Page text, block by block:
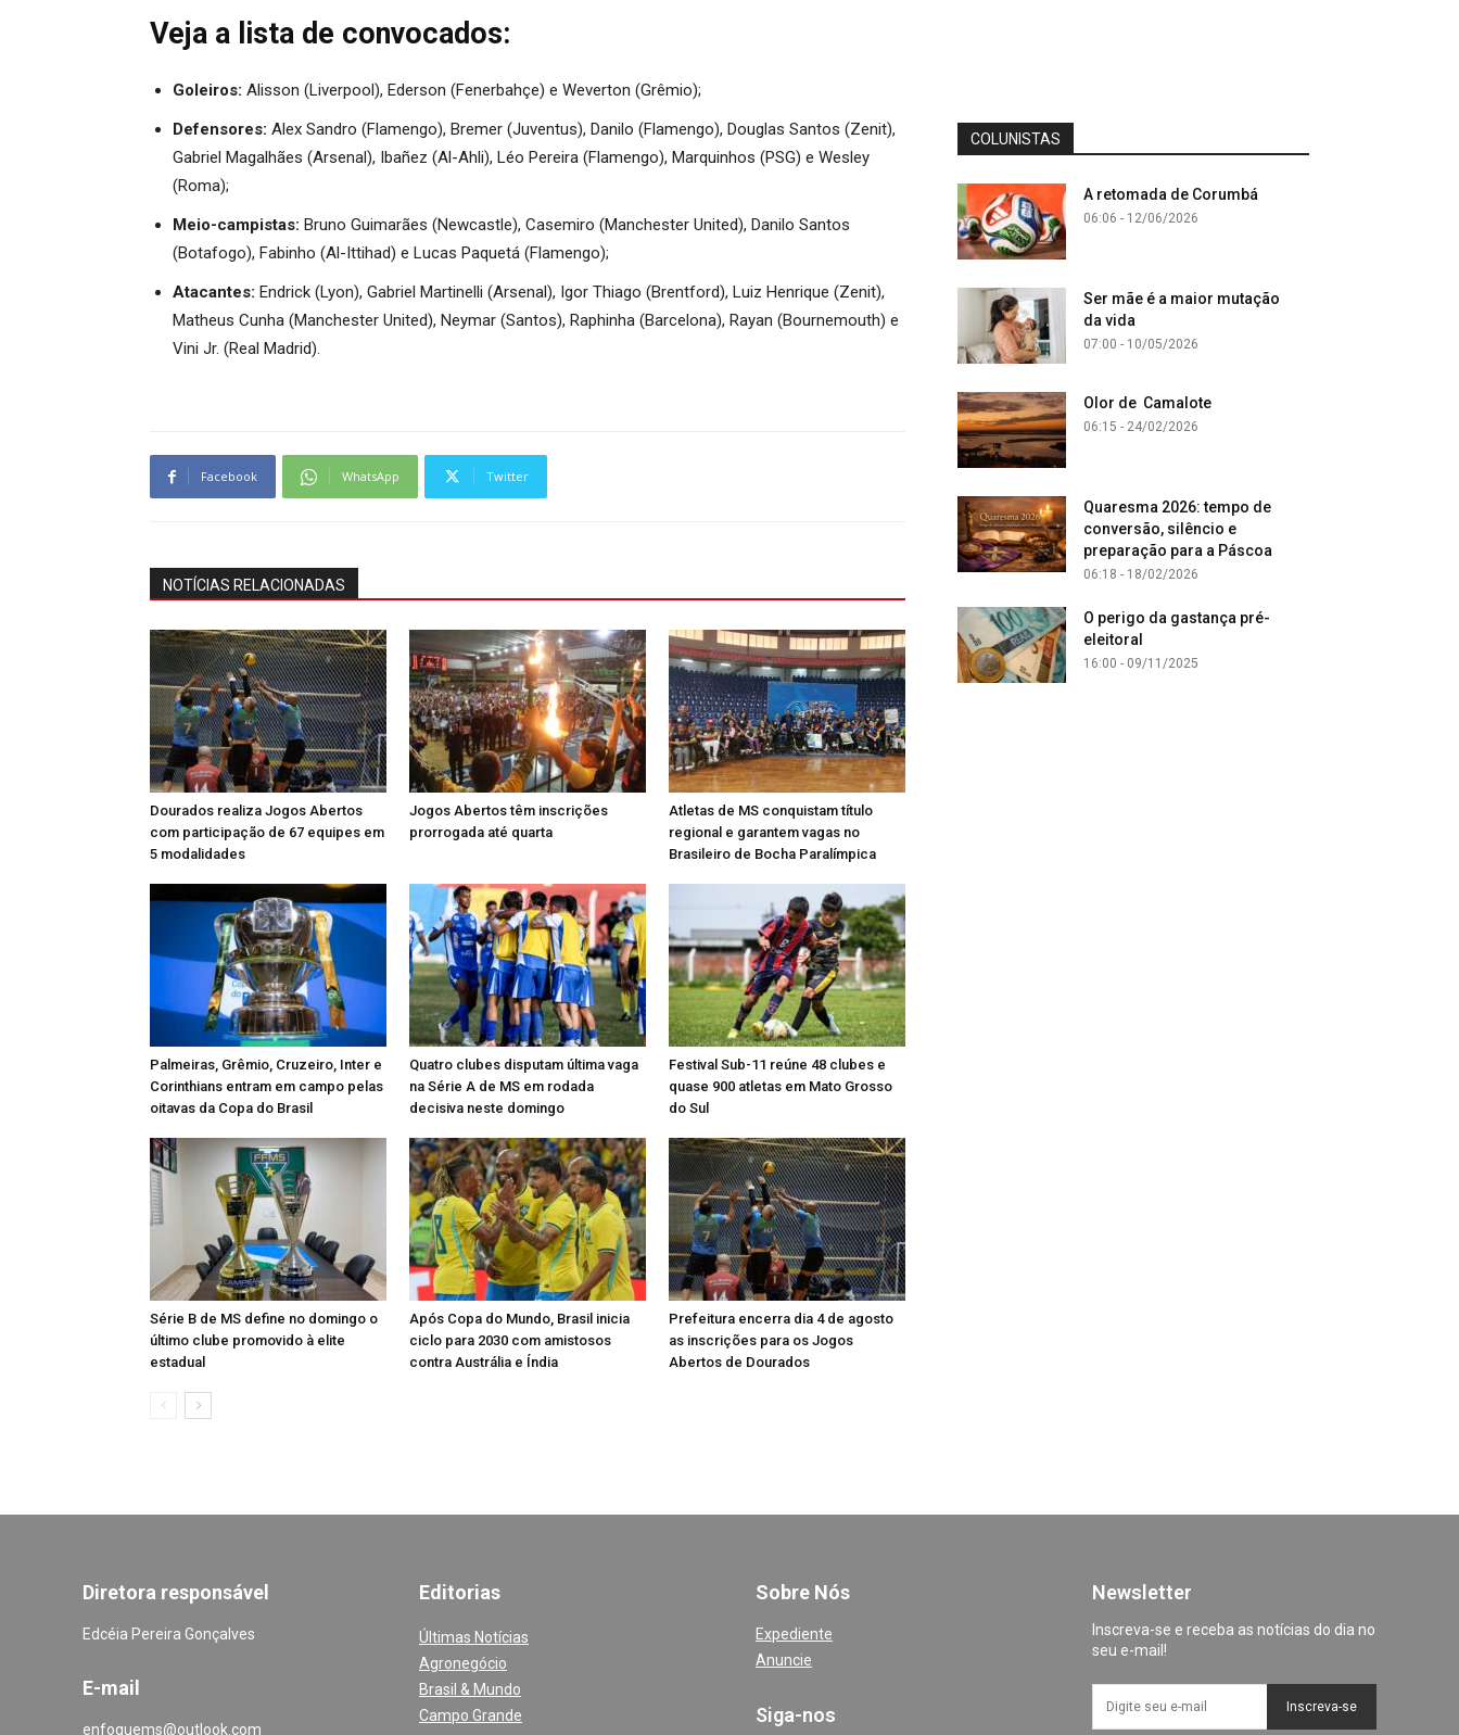
Veja a lista de convocados:
Goleiros: Alisson (Liverpool), Ederson (Fenerbahçe) e Weverton (Grêmio);
Defensores: Alex Sandro (Flamengo), Bremer (Juventus), Danilo (Flamengo), Douglas Santos (Zenit),
Gabriel Magalhães (Arsenal), Ibañez (Al-Ahli), Léo Pereira (Flamengo), Marquinhos (PSG) e Wesley
(Roma);
Meio-campistas: Bruno Guimarães (Newcastle), Casemiro (Manchester United), Danilo Santos
(Botafogo), Fabinho (Al-Ittihad) e Lucas Paquetá (Flamengo);
Atacantes: Endrick (Lyon), Gabriel Martinelli (Arsenal), Igor Thiago (Brentford), Luiz Henrique (Zenit),
Matheus Cunha (Manchester United), Neymar (Santos), Raphinha (Barcelona), Rayan (Bournemouth) e
Vini Jr. (Real Madrid).
Facebook WhatsApp Twitter
NOTÍCIAS RELACIONADAS
Dourados realiza Jogos Abertos
com participação de 67 equipes em
5 modalidades
Jogos Abertos têm inscrições
prorrogada até quarta
Atletas de MS conquistam título
regional e garantem vagas no
Brasileiro de Bocha Paralímpica
Palmeiras, Grêmio, Cruzeiro, Inter e
Corinthians entram em campo pelas
oitavas da Copa do Brasil
Quatro clubes disputam última vaga
na Série A de MS em rodada
decisiva neste domingo
Festival Sub-11 reúne 48 clubes e
quase 900 atletas em Mato Grosso
do Sul
Série B de MS define no domingo o
último clube promovido à elite
estadual
Após Copa do Mundo, Brasil inicia
ciclo para 2030 com amistosos
contra Austrália e Índia
Prefeitura encerra dia 4 de agosto
as inscrições para os Jogos
Abertos de Dourados
COLUNISTAS
A retomada de Corumbá
06:06 - 12/06/2026
Ser mãe é a maior mutação
da vida
07:00 - 10/05/2026
Olor de Camalote
06:15 - 24/02/2026
Quaresma 2026: tempo de
conversão, silêncio e
preparação para a Páscoa
06:18 - 18/02/2026
O perigo da gastança pré-
eleitoral
16:00 - 09/11/2025
Diretora responsável
Edcéia Pereira Gonçalves
E-mail
enfoquems@outlook.com
Editorias
Últimas Notícias
Agronegócio
Brasil & Mundo
Campo Grande
Sobre Nós
Expediente
Anuncie
Siga-nos
Newsletter
Inscreva-se e receba as notícias do dia no
seu e-mail!
Inscreva-se